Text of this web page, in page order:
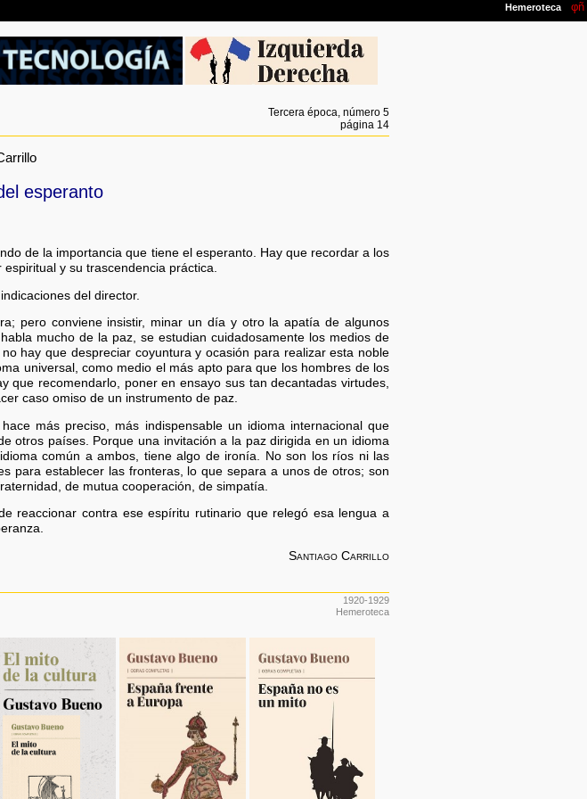
Tercera época, número 5
página 14
esperanto
de la importancia que tiene el esperanto. Hay que recordar a los
y su trascendencia práctica.
del director.
pero conviene insistir, minar un día y otro la apatía de algunos
mucho de la paz, se estudian cuidadosamente los medios de
hay que despreciar coyuntura y ocasión para realizar esta noble
universal, como medio el más apto para que los hombres de los
que recomendarlo, poner en ensayo sus tan decantadas virtudes,
caso omiso de un instrumento de paz.
más preciso, más indispensable un idioma internacional que
otros países. Porque una invitación a la paz dirigida en un idioma
común a ambos, tiene algo de ironía. No son los ríos ni las
para establecer las fronteras, lo que separa a unos de otros; son
de mutua cooperación, de simpatía.
reaccionar contra ese espíritu rutinario que relegó esa lengua a
Santiago Carrillo
1920-1929
Hemeroteca